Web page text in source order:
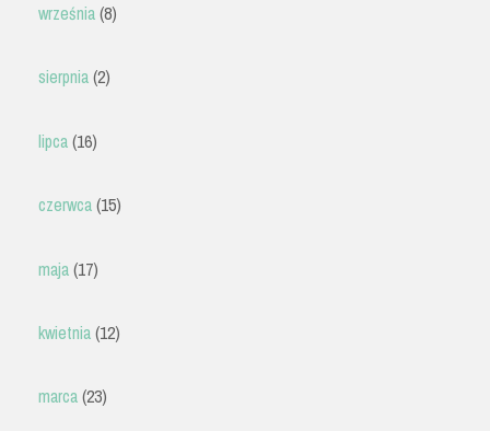
września(8)
sierpnia(2)
lipca(16)
czerwca(15)
maja(17)
kwietnia(12)
marca(23)